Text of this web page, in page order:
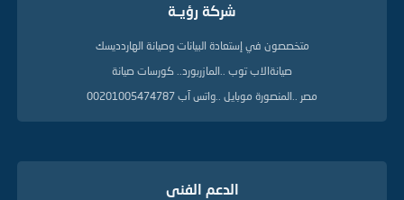
شركة رؤيــة
متخصصون في إستعادة البيانات وصيانة الهاردديسك
صيانةالاب توب ..المازربورد.. كورسات صيانة
مصر ..المنصورة موبايل ..واتس آب 00201005474787
الدعم الفنى